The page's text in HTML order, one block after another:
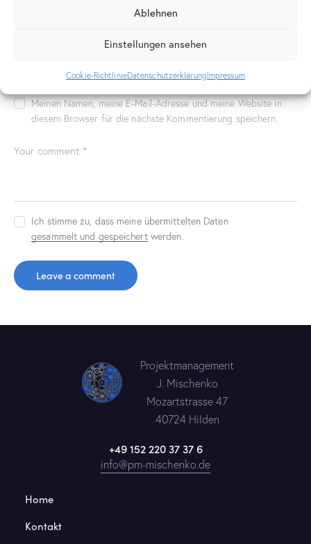
Ablehnen
Einstellungen ansehen
Cookie-RichtlinieDatenschutzerklärungImpressum
Leave a comment
Meinen Namen, meine E-Mail-Adresse und meine Website in
diesem Browser für die nächste Kommentierung speichern.
Ich stimme zu, dass meine übermittelten Daten
gesammelt und gespeichertwerden.
Projektmanagement
J. Mischenko
Mozartstrasse 47
40724 Hilden
+49 152 220 37 37 6
info@pm-mischenko.de
Home
Kontakt